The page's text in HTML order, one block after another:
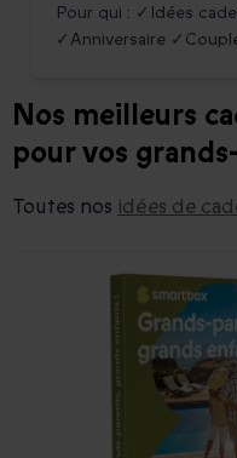
Pour qui : ✓Idées
✓Anniversaire
Nos meilleurs
pour vos
Toutes nos idées de